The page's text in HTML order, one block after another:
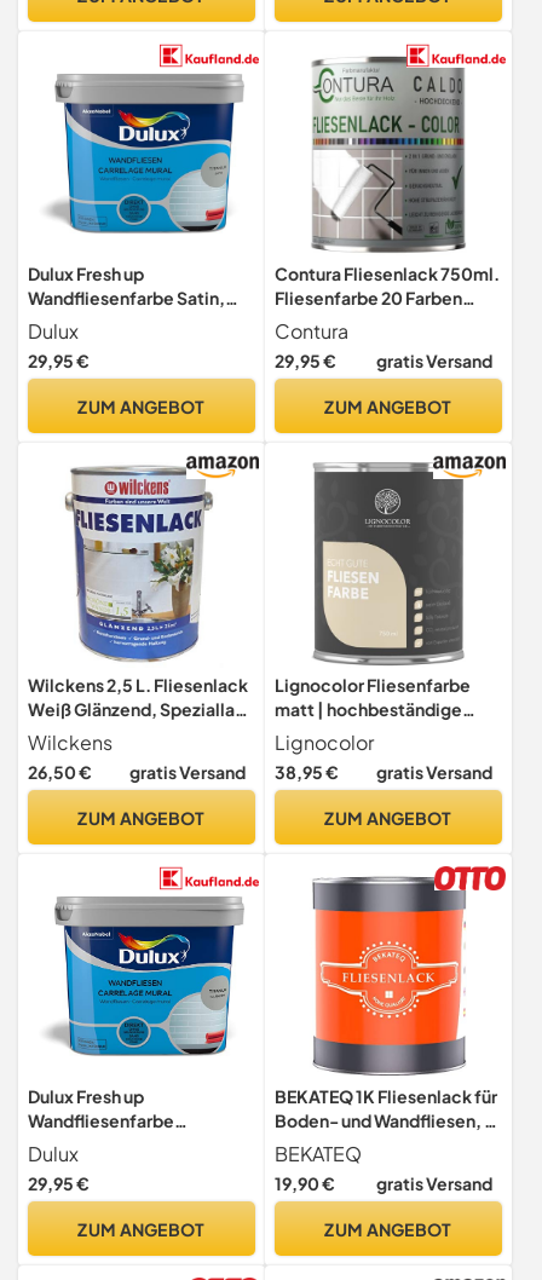
Dulux Fresh up
Wandfliesenfarbe Satin,
Frische Farbe für Ihr Bad,
Titanium, 750 ml
Dulux
29,95 €
ZUM ANGEBOT
Contura Fliesenlack 750ml.
Fliesenfarbe 20 Farben
Lack Fliesen Wand Boden
Bad Küche Wandfliesen
Bodenfliesen (RAL 9016
Contura
29,95 € gratis Versand
ZUM ANGEBOT
Wilckens 2,5 L. Fliesenlack
Weiß Glänzend, Speziallack
Wandfliesen, Küche, Bad
Wilckens
26,50 € gratis Versand
ZUM ANGEBOT
Lignocolor Fliesenfarbe
matt | hochbeständige
Farbe für Wand- &
Bodenfliesen (Weiss matt,
750 ml) | hochdeckend für
Lignocolor
38,95 € gratis Versand
ZUM ANGEBOT
Dulux Fresh up
Wandfliesenfarbe
Glänzend, Frische Farbe für
Ihr Bad, Titanium, 750 ml
Dulux
29,95 €
ZUM ANGEBOT
BEKATEQ 1K Fliesenlack für
Boden- und Wandfliesen, 1l
Schwarz seidenmatt I
Fliesenfarbe für innen &
außen I Hohe Deckkraft &
Bad, Keller BE-713
BEKATEQ
19,90 € gratis Versand
ZUM ANGEBOT